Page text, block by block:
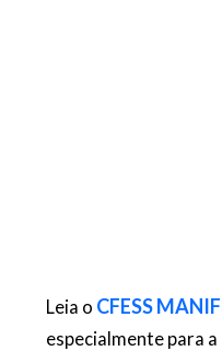
Leia o CFESS
especialmente para a